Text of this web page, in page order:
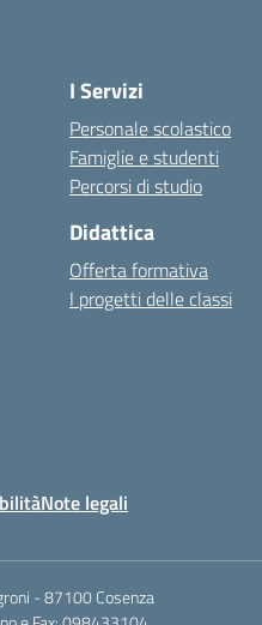
I Servizi
Personale scolastico
Famiglie e studenti
Percorsi di studio
Didattica
Offerta formativa
I progetti delle classi
Note legali
- 87100 Cosenza